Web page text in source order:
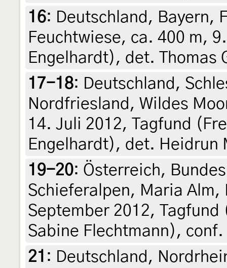
16: Deutschland, Bayern,
Feuchtwiese, ca. 400 m,
Engelhardt), det. Thomas
17-18: Deutschland,
Nordfriesland, Wildes
14. Juli 2012, Tagfund
Engelhardt), det. Heidrun
19-20: Österreich,
Schieferalpen, Maria
September 2012,
Sabine Flechtmann),
21 : Deutschland,